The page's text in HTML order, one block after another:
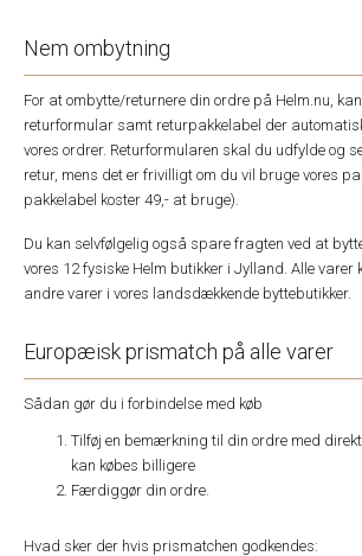
Nem ombytning
For at ombytte/returnere din ordre på Helm.nu,
returformular samt returpakkelabel der
vores ordrer. Returformularen skal du udfylde og
retur, mens det er frivilligt om du vil bruge vores
pakkelabel koster 49,- at bruge).
Du kan selvfølgelig også spare fragten ved at
vores 12 fysiske Helm butikker i Jylland. Alle varer
andre varer i vores landsdækkende byttebutikker.
Europæisk prismatch på alle varer
Sådan gør du i forbindelse med køb
Tilføj en bemærkning til din ordre med
kan købes billigere
Færdiggør din ordre.
Hvad sker der hvis prismatchen godkendes: